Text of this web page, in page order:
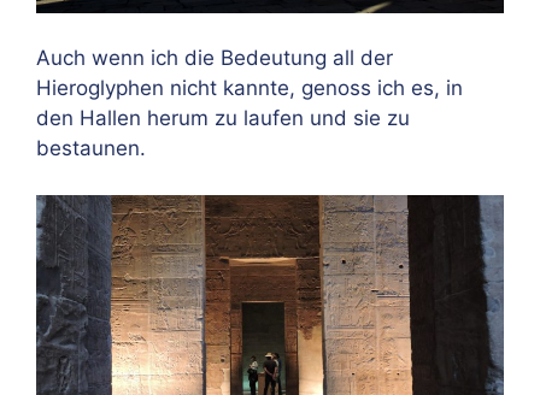
Auch wenn ich die Bedeutung all der
Hieroglyphen nicht kannte, genoss ich es, in
den Hallen herum zu laufen und sie zu
bestaunen.